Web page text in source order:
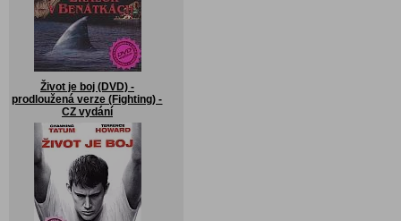
Život je boj (DVD) -
prodloužená verze (Fighting) -
CZ vydání